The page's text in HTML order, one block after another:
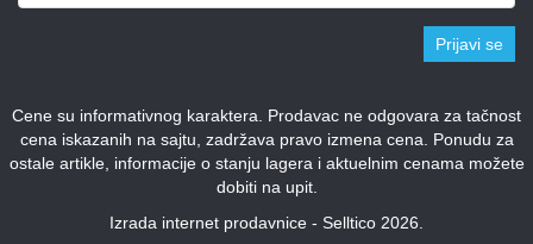
Prijavi se
Cene su informativnog karaktera. Prodavac ne odgovara za tačnost
cena iskazanih na sajtu, zadržava pravo izmena cena. Ponudu za
ostale artikle, informacije o stanju lagera i aktuelnim cenama možete
dobiti na upit.
Izrada internet prodavnice - Selltico 2026.